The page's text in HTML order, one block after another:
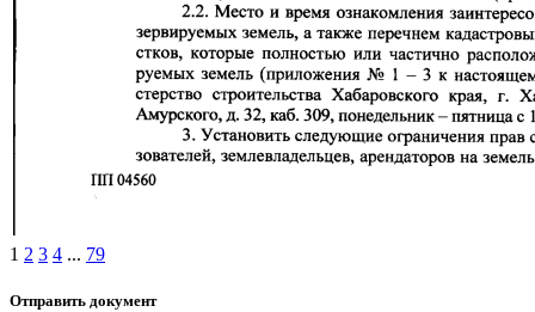
1 2 3 4 ... 79
Отправить документ